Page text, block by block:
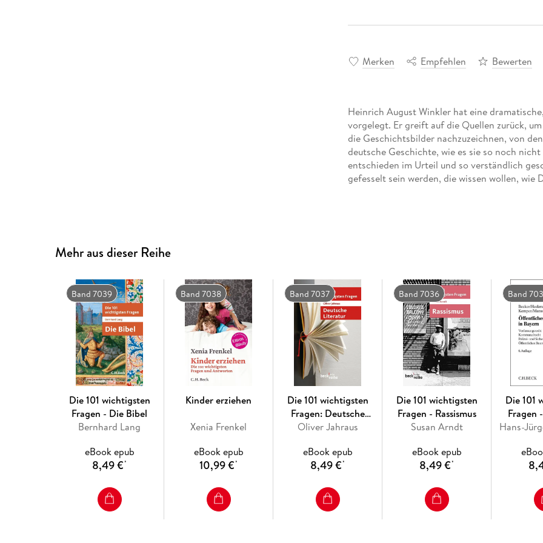
Merken Empfehlen Bewerten
Heinrich August Winkler hat eine
vorgelegt. Er greift auf die Quellen zurück,
die Geschichtsbilder nachzuzeichnen, von
deutsche Geschichte, wie es sie so noch
entschieden im Urteil und so verständlich
gefesselt sein werden, die wissen wollen, wie
Mehr aus dieser Reihe
Band 7039
Die 101 wichtigsten
Fragen - Die Bibel
Bernhard Lang
eBook epub
8,49 €*
Band 7038
Kinder erziehen
Xenia Frenkel
eBook epub
10,99 €*
Band 7037
Die 101 wichtigsten
Fragen: Deutsche
Literatur
Oliver Jahraus
eBook epub
8,49 €*
Band 7036
Die 101 wichtigsten
Fragen - Rassismus
Susan Arndt
eBook epub
8,49 €*
Band
Die 101
Fragen
Hans-